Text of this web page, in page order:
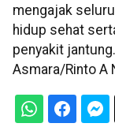
mengajak
hidup sehat
penyakit
Asmara/Rinto A